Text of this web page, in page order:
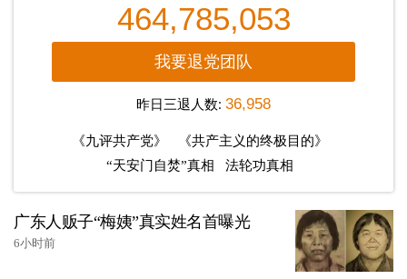
464,785,053
我要退党团队
昨日三退人数: 36,958
《九评共产党》
《共产主义的终极目的》
“天安门自焚”真相
法轮功真相
广东人贩子“梅姨”真实姓名首曝光
6小时前